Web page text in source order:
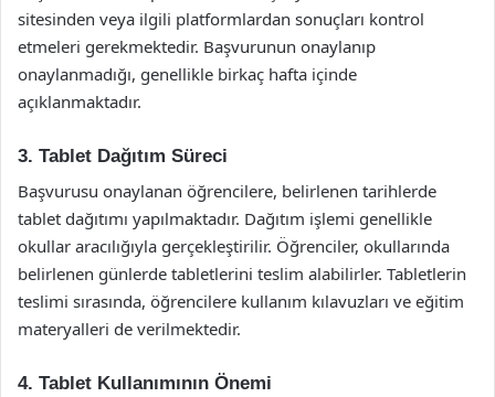
sitesinden veya ilgili platformlardan sonuçları kontrol
etmeleri gerekmektedir. Başvurunun onaylanıp
onaylanmadığı, genellikle birkaç hafta içinde
açıklanmaktadır.
3. Tablet Dağıtım Süreci
Başvurusu onaylanan öğrencilere, belirlenen tarihlerde
tablet dağıtımı yapılmaktadır. Dağıtım işlemi genellikle
okullar aracılığıyla gerçekleştirilir. Öğrenciler, okullarında
belirlenen günlerde tabletlerini teslim alabilirler. Tabletlerin
teslimi sırasında, öğrencilere kullanım kılavuzları ve eğitim
materyalleri de verilmektedir.
4. Tablet Kullanımının Önemi